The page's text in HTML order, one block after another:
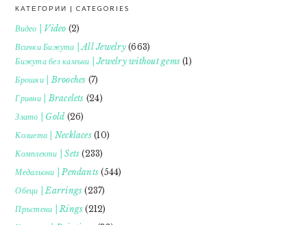
FOOTER
КАТЕГОРИИ | CATEGORIES
Видео | Video (2)
Всички Бижута | All Jewelry(663)
Бижута без камъни | Jewelry without gems (1)
Брошки | Brooches (7)
Гривни | Bracelets (24)
Злато | Gold (26)
Колиета | Necklaces(10)
Комплекти | Sets (233)
Медальони | Pendants (544)
Обеци | Earrings (237)
Пръстени | Rings (212)